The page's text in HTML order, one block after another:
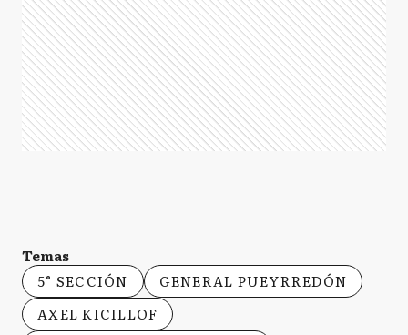
Temas
5° SECCIÓN
GENERAL PUEYRREDÓN
AXEL KICILLOF